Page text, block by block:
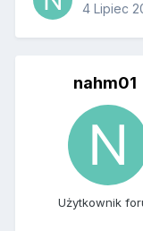
4 Lipiec
nahm01
Użytkownik